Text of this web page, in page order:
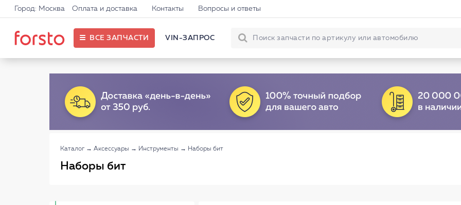
Город: Москва Оплата и доставка Контакты Вопросы и ответы
ВСЕ ЗАПЧАСТИ VIN-ЗАПРОС
Каталог → Аксессуары → Инструменты → Наборы бит
Наборы бит